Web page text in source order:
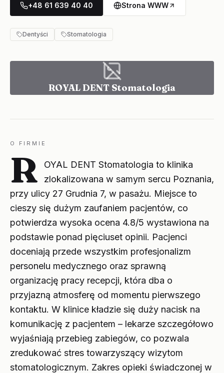
+48 61 639 40 40 Strona WWW
Dentyści Stomatologia
ROYAL DENT Stomatologia
O FIRMIE
R
OYAL DENT Stomatologia to klinika
zlokalizowana w samym sercu Poznania,
przy ulicy 27 Grudnia 7, w pasażu. Miejsce to
cieszy się dużym zaufaniem pacjentów, co
potwierdza wysoka ocena 4.8/5 wystawiona na
podstawie ponad pięciuset opinii. Pacjenci
doceniają przede wszystkim profesjonalizm
personelu medycznego oraz sprawną
organizację pracy recepcji, która dba o
przyjazną atmosferę od momentu pierwszego
kontaktu. W klinice kładzie się duży nacisk na
komunikację z pacjentem – lekarze szczegółowo
wyjaśniają przebieg zabiegów, co pozwala
zredukować stres towarzyszący wizytom
stomatologicznym. Zakres opieki świadczonej w